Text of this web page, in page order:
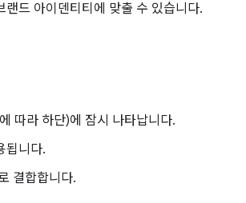
드 아이덴티티에 맞출 수 있습니다.
따라 하단)에 잠시 나타납니다.
됩니다.
결합합니다.